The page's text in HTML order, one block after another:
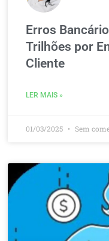
Erros
Trilhões por
Cliente
LER MAIS »
01/03/2025 Sem